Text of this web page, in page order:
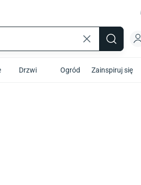
Drzwi Ogród Zainspiruj się